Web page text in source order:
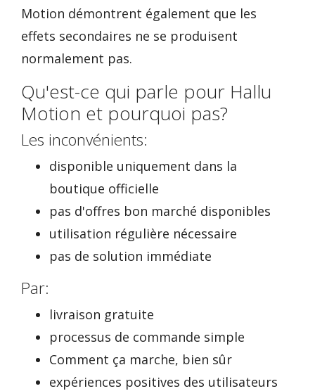
Motion démontrent également que les
effets secondaires ne se produisent
normalement pas.
Qu'est-ce qui parle pour Hallu
Motion et pourquoi pas?
Les inconvénients:
disponible uniquement dans la
boutique officielle
pas d'offres bon marché disponibles
utilisation régulière nécessaire
pas de solution immédiate
Par:
livraison gratuite
processus de commande simple
Comment ça marche, bien sûr
expériences positives des utilisateurs